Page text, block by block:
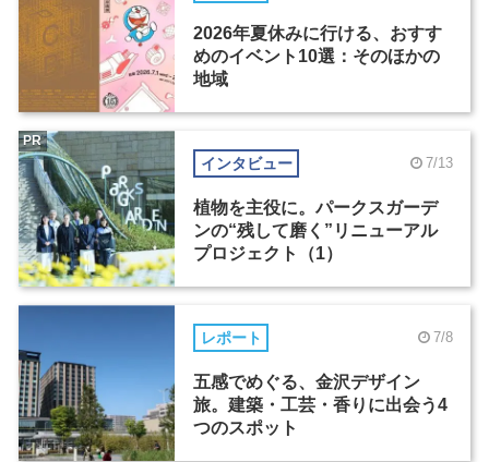
2026年夏休みに行ける、おすす
めのイベント10選：そのほかの
地域
インタビュー 7/13
植物を主役に。パークスガーデ
ンの“残して磨く”リニューアル
プロジェクト（1）
PR
レポート 7/8
五感でめぐる、金沢デザイン
旅。建築・工芸・香りに出会う4
つのスポット